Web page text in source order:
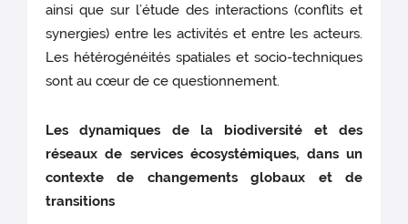
ainsi que sur l’étude des interactions (conflits et
synergies) entre les activités et entre les acteurs.
Les hétérogénéités spatiales et socio-techniques
sont au cœur de ce questionnement.
Les dynamiques de la biodiversité et des
réseaux de services écosystémiques, dans un
contexte de changements globaux et de
transitions